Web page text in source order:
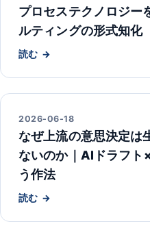
プロセステクノロジー
ルティングの形式知化
読む
2026-06-18
なぜ上流の意思決定は
ないのか｜AIドラフト
う作法
読む